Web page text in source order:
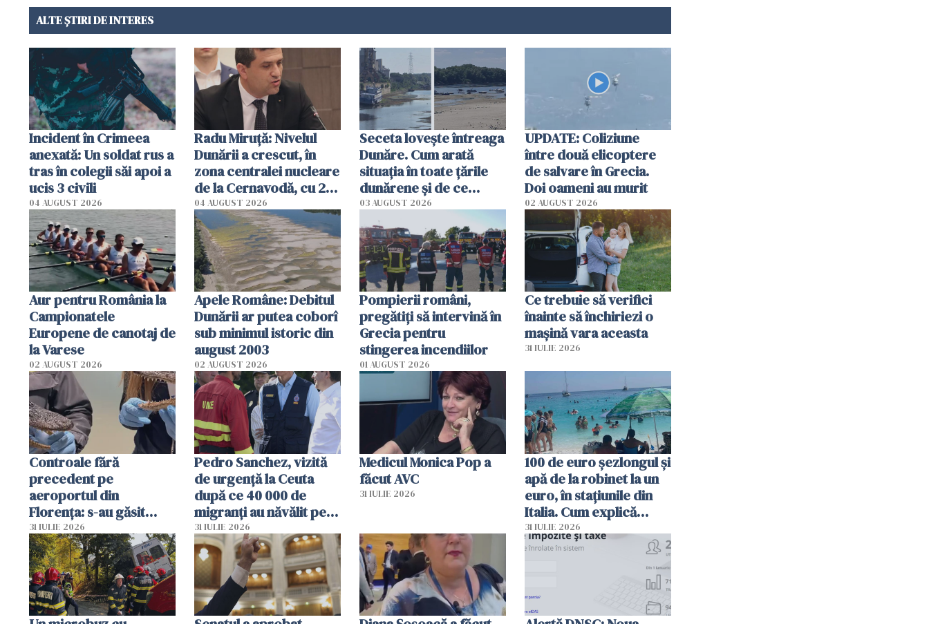
ALTE ȘTIRI DE INTERES
Incident în Crimeea
anexată: Un soldat rus a
tras în colegii săi apoi a
ucis 3 civili
04 AUGUST 2026
Radu Miruţă: Nivelul
Dunării a crescut, în
zona centralei nucleare
de la Cernavodă, cu 2
cm faţă de ziua trecută
04 AUGUST 2026
Seceta lovește întreaga
Dunăre. Cum arată
situația în toate țările
dunărene și de ce
România resimte
efectele, deși a plouat
în iulie
03 AUGUST 2026
UPDATE: Coliziune
între două elicoptere
de salvare în Grecia.
Doi oameni au murit
02 AUGUST 2026
Aur pentru România la
Campionatele
Europene de canotaj de
la Varese
02 AUGUST 2026
Apele Române: Debitul
Dunării ar putea coborî
sub minimul istoric din
august 2003
02 AUGUST 2026
Pompierii români,
pregătiţi să intervină în
Grecia pentru
stingerea incendiilor
01 AUGUST 2026
Ce trebuie să verifici
înainte să închiriezi o
mașină vara aceasta
31 IULIE 2026
Controale fără
precedent pe
aeroportul din
Florența: s-au găsit
capete de aligator și o
sumă imensă de bani
31 IULIE 2026
Pedro Sanchez, vizită
de urgență la Ceuta
după ce 40 000 de
migranți au năvălit pe
teritoriul spaniol: „Vom
mobiliza toate
resursele"
31 IULIE 2026
Medicul Monica Pop a
făcut AVC
31 IULIE 2026
100 de euro șezlongul și
apă de la robinet la un
euro, în stațiunile din
Italia. Cum explică
autoritățile
31 IULIE 2026